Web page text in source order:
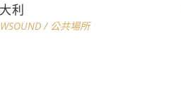
利
/ 公共場所